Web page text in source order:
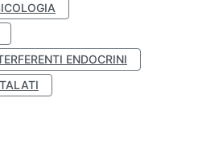
ENDOCRINI